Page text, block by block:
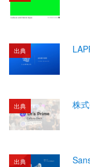
出典
出典 株
出典